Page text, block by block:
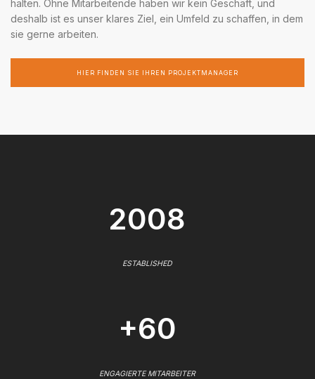
halten. Ohne Mitarbeitende haben wir kein Geschäft, und
deshalb ist es unser klares Ziel, ein Umfeld zu schaffen, in dem
sie gerne arbeiten.
HIER FINDEN SIE IHREN PROJEKTMANAGER
2008
ESTABLISHED
+60
ENGAGIERTE MITARBEITER